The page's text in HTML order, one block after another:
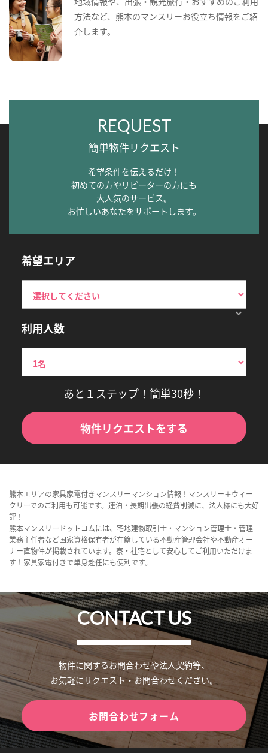
方法など、熊本のマンスリーお役立ち情報をご紹
介します。
REQUEST
簡単物件リクエスト
希望条件を伝えるだけ！
初めての方やリピーターの方にも
大人気のサービス。
お忙しいあなたをサポートします。
希望エリア
利用人数
あと１ステップ！簡単30秒！
物件リクエストをする
熊本エリアの家具家電付きマンスリーマンション情報！マンスリー＋ウィー
クリーでのご利用も可能です。連泊・長期出張の経費削減に、法人様にも大好
評！
熊本マンスリードットコムには、宅地建物取引士・マンション管理士・管理
業務主任者など国家資格保有者が在籍している不動産管理会社や不動産オー
ナー直物件が掲載されています。寮・社宅として安心してご利用いただけま
す！家具家電付きで単身赴任にも便利です。
CONTACT US
物件に関するお問合わせや法人契約等、
お気軽にリクエスト・お問合わせください。
お問合わせフォーム